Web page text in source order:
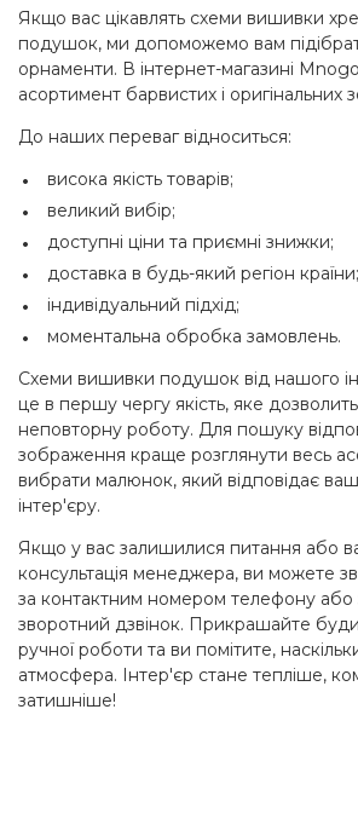
Якщо вас цікавлять схеми вишивки
подушок, ми допоможемо вам
орнаменти. В інтернет-магазині
асортимент барвистих і оригінальних
До наших переваг відноситься:
висока якість товарів;
великий вибір;
доступні ціни та приємні знижки;
доставка в будь-який регіон країни;
індивідуальний підхід;
моментальна обробка замовлень.
Схеми вишивки подушок від нашого
це в першу чергу якість, яке
неповторну роботу. Для пошуку
зображення краще розглянути весь
вибрати малюнок, який відповідає
інтер'єру.
Якщо у вас залишилися питання або
консультація менеджера, ви можете
за контактним номером телефону
зворотний дзвінок. Прикрашайте
ручної роботи та ви помітите,
атмосфера. Інтер'єр стане тепліше,
затишніше!